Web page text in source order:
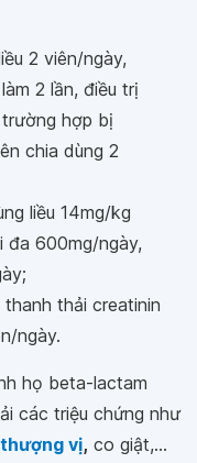
2 viên/ngày,
2 lần, điều trị
hợp bị
chia dùng 2
liều 14mg/kg
đa 600mg/ngày,
thải creatinin
ngày.
họ beta-lactam
các triệu chứng như
vị, co giật,...